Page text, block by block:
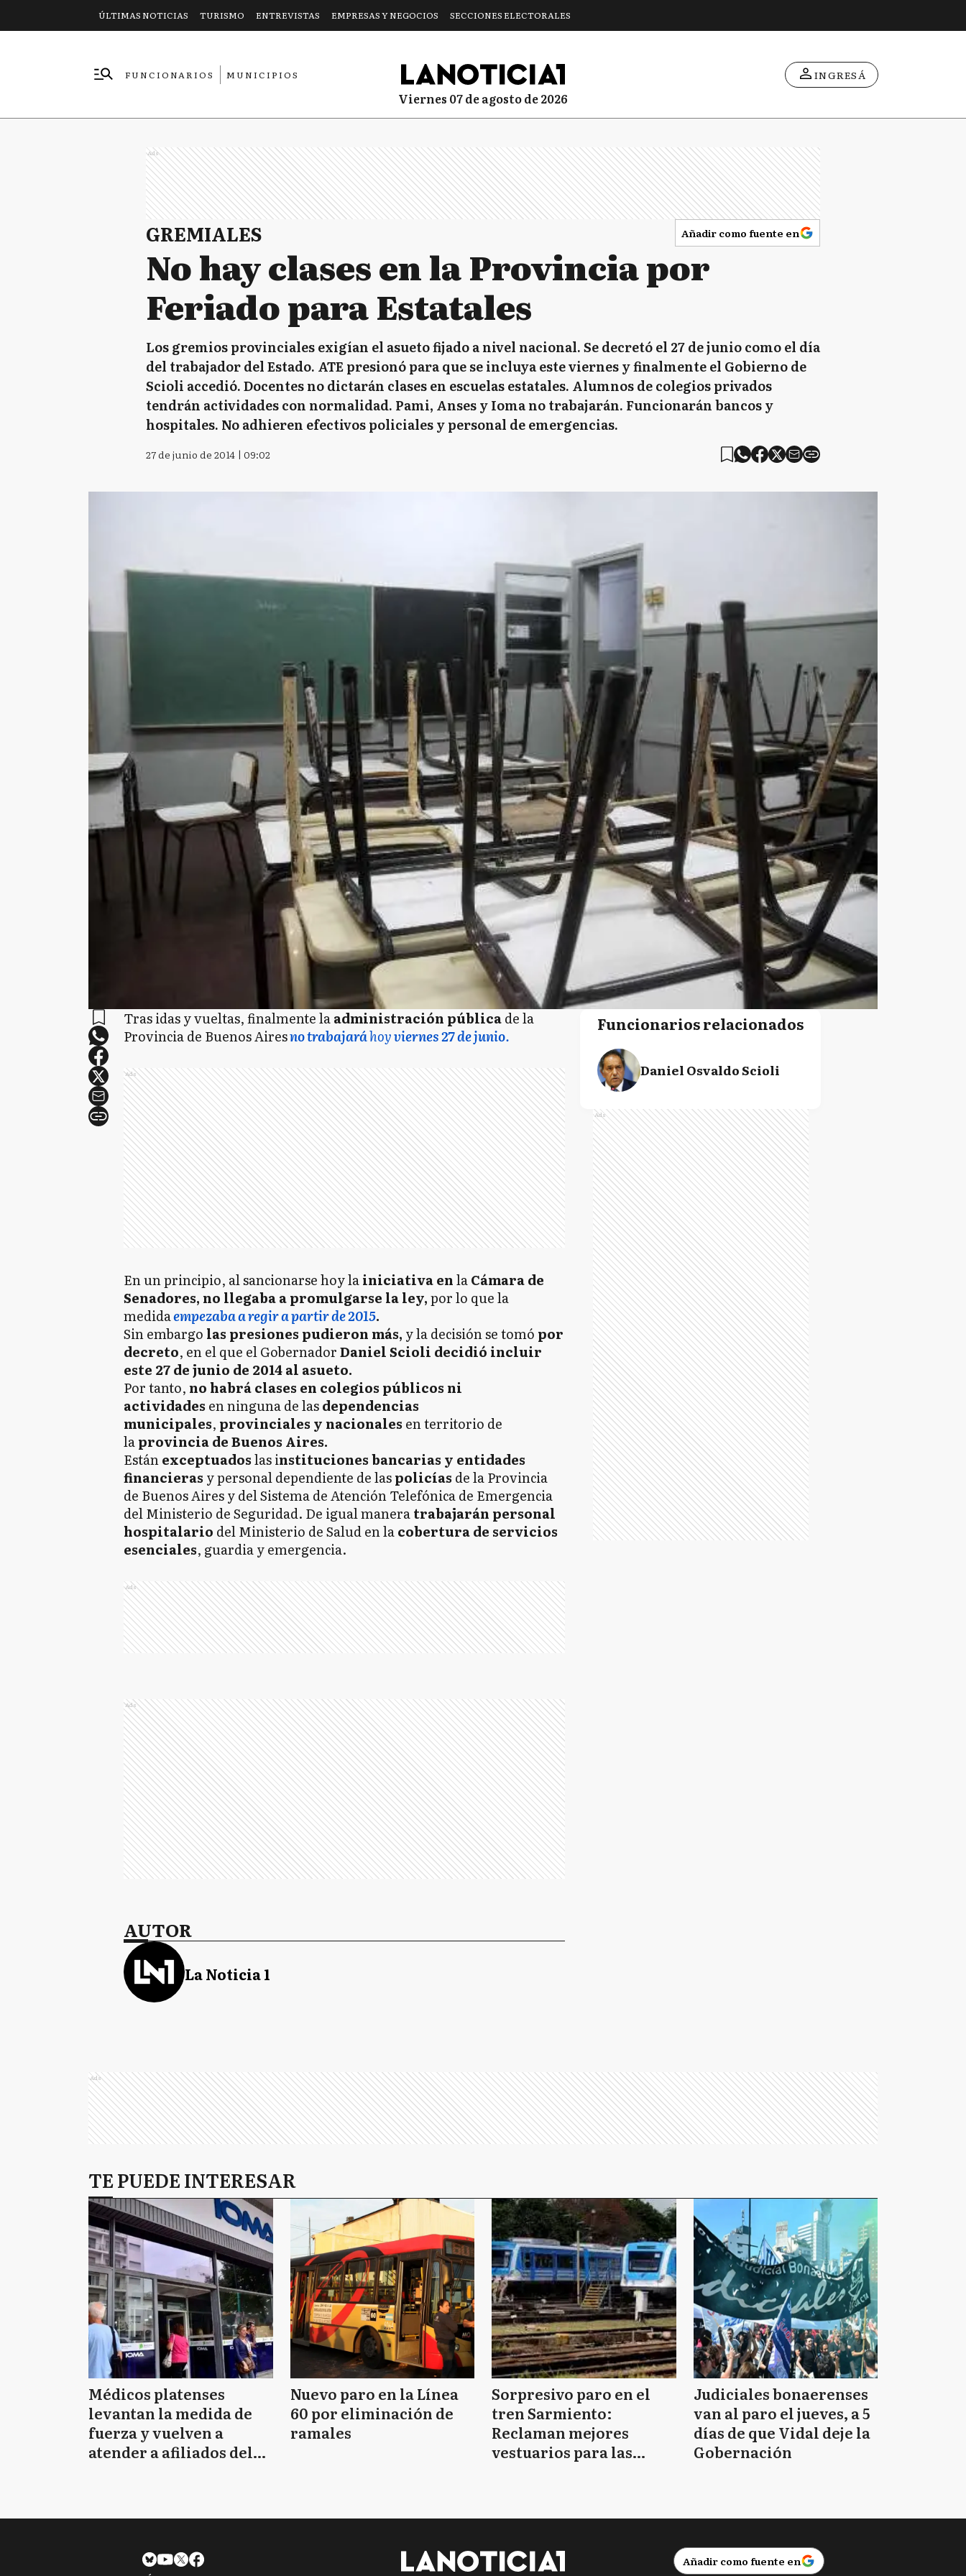
ÚLTIMAS NOTICIAS TURISMO ENTREVISTAS EMPRESAS Y NEGOCIOS SECCIONES ELECTORALES
FUNCIONARIOS
MUNICIPIOS
viernes 07 de agosto de 2026
INGRESÁ
Ads
GREMIALES Añadir como fuente en
No hay clases en la Provincia por
Feriado para Estatales
Los gremios provinciales exigían el asueto fijado a nivel nacional. Se decretó el 27 de junio como el día
del trabajador del Estado. ATE presionó para que se incluya este viernes y finalmente el Gobierno de
Scioli accedió. Docentes no dictarán clases en escuelas estatales. Alumnos de colegios privados
tendrán actividades con normalidad. Pami, Anses y Ioma no trabajarán. Funcionarán bancos y
hospitales. No adhieren efectivos policiales y personal de emergencias.
27 de junio de 2014 | 09:02
Tras idas y vueltas, finalmente laadministración públicade la
Provincia de Buenos Airesno trabajaráhoyviernes 27 de junio.
Ads
En un principio, al sancionarse hoy lainiciativaenlaCámara de
Senadores, no llegaba a promulgarse la ley,por lo que la
medidaempezaba a regir a partir de 2015.
Sin embargo las presiones pudieron más, y la decisión se tomó por
decreto, en el que el GobernadorDaniel Scioli decidió incluir
este 27 de junio de 2014 al asueto.
Por tanto, no habrá clases en colegios públicos ni
actividades en ninguna de lasdependencias
municipales, provinciales y nacionales en territorio de
laprovincia de Buenos Aires.
Estánexceptuadoslas instituciones bancarias y entidades
financieras y personal dependiente de laspolicías de la Provincia
de Buenos Aires y del Sistema de Atención Telefónica de Emergencia
del Ministerio de Seguridad. De igual maneratrabajarán personal
hospitalario del Ministerio de Salud en lacobertura de servicios
esenciales, guardia y emergencia.
Ads
Ads
AUTOR
La Noticia 1
Funcionarios relacionados
Daniel Osvaldo Scioli
Ads
Ads
TE PUEDE INTERESAR
Médicos platenses
levantan la medida de
fuerza y vuelven a
atender a afiliados del
Nuevo paro en la Línea
60 por eliminación de
ramales
Sorpresivo paro en el
tren Sarmiento:
Reclaman mejores
vestuarios para las
Judiciales bonaerenses
van al paro el jueves, a 5
días de que Vidal deje la
Gobernación
Añadir como fuente en